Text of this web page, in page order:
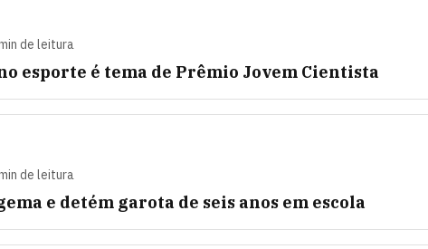
de leitura
esporte é tema de Prêmio Jovem Cientista
de leitura
e detém garota de seis anos em escola